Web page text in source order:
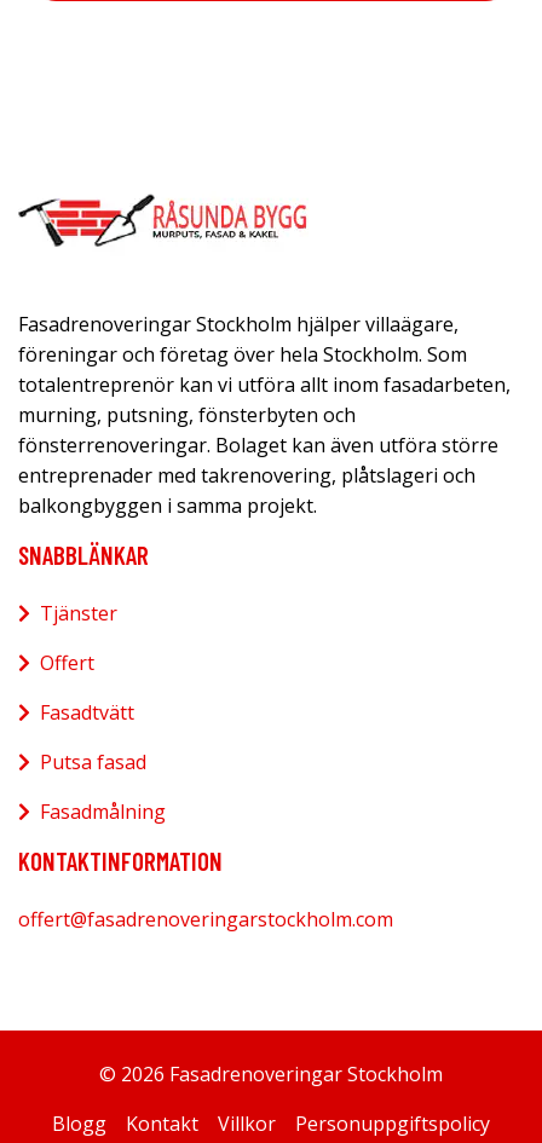
Fasadrenoveringar Stockholm hjälper villaägare,
föreningar och företag över hela Stockholm. Som
totalentreprenör kan vi utföra allt inom fasadarbeten,
murning, putsning, fönsterbyten och
fönsterrenoveringar. Bolaget kan även utföra större
entreprenader med takrenovering, plåtslageri och
balkongbyggen i samma projekt.
SNABBLÄNKAR
Tjänster
Offert
Fasadtvätt
Putsa fasad
Fasadmålning
KONTAKTINFORMATION
offert@fasadrenoveringarstockholm.com
© 2026 Fasadrenoveringar Stockholm
Blogg
Kontakt Villkor
Personuppgiftspolicy